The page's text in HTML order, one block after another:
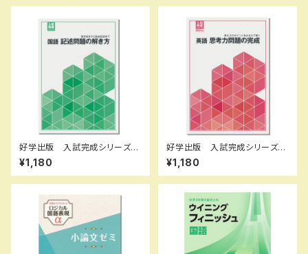
好学出版 入試完成シリーズ
国語 記述問題の解き方 202
6年度版 新品完全セット ISB
N：B0D3B6KZGL ISBN-10：
08960
¥1,180
好学出版 入試完成シリーズ
英語 思考力問題の完成 202
6年度版 新品完全セット ISB
N：B0D3B828ZQ ISBN-1
3908975
¥1,180